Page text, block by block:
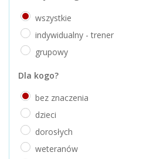
wszystkie
indywidualny - trener
grupowy
Dla kogo?
bez znaczenia
dzieci
dorosłych
weteranów